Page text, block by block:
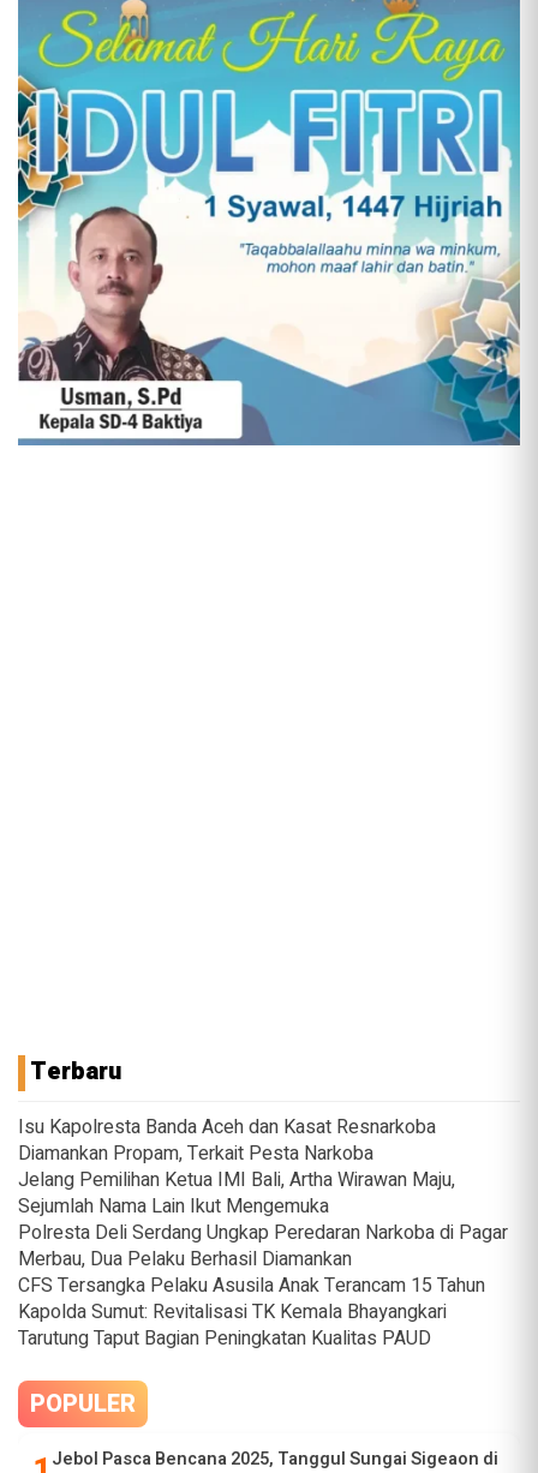
Terbaru
Isu Kapolresta Banda Aceh dan Kasat Resnarkoba
Diamankan Propam, Terkait Pesta Narkoba
Jelang Pemilihan Ketua IMI Bali, Artha Wirawan Maju,
Sejumlah Nama Lain Ikut Mengemuka
Polresta Deli Serdang Ungkap Peredaran Narkoba di Pagar
Merbau, Dua Pelaku Berhasil Diamankan
CFS Tersangka Pelaku Asusila Anak Terancam 15 Tahun
Kapolda Sumut: Revitalisasi TK Kemala Bhayangkari
Tarutung Taput Bagian Peningkatan Kualitas PAUD
POPULER
Jebol Pasca Bencana 2025, Tanggul Sungai Sigeaon di